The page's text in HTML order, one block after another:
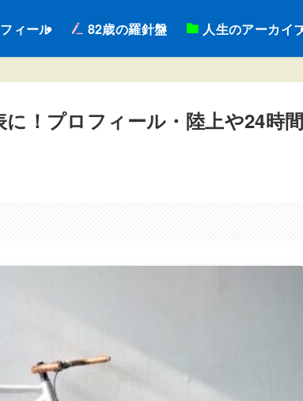
ィール 82歳の羅針盤 人生のアーカイ
！プロフィール・陸上や24時間